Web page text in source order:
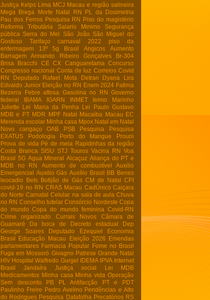
Justiça Kelps Lima MCJ Macau e região salineira
Mega Brega
Morte Natal RN
PL da Dosimetria
Pau dos Ferros Pesquisa RN Piso do magistério
Reforma Tributária
Salario Minimo
Segurança
pública
Serra do Mel São João
São Miguel do
Gostoso
Tarifaço carnaval 2022
piso da
enfermagem
13º 5g Brasil Angicos
Aumento
Barragem Armando Ribeiro Gonçalves
Br-304
Brisa Bracchi
CE CX Canguaretama
Concurso
Congresso nacional Conta de luz Correios Covid
RN
Deputado Rafael Mota Detran
Dyana Lira
Edvaldo Junior Eleição no RN Enem 2024 Fatima
Bezerra
Febre aftosa Gasolina no RN Governo
federal
IBAMA IGARN INMET
Ielmo Marinho
Juliette
Lei Maria da Penha
Lei Paulo Gustavo
MDB e PT MDR MPF Natal Macaiba
Macau EC
Merenda escolar Minha casa Mpox Natal em Natal
Novo cangaço
OAB PSB Pesquisa
Pesquisa
EXATUS
Podologia Porto do Mangue
Prouni
Prova de vida Pé de meia Rapidinhas da região
Costa Branca
SISU STJ Touros Vacina RN Voa
Brasil 5G Agua MIneral Alcaçuz Aliança do PT e
MDB no RN
Aumento de combustível
Auxilio
Emergencial Auxilio Gás Auxílio Brasil BB Benes
leocadio
Bets Botijão de Gás CM de Natal CPI
covid-19 no RN CRAS Macau CadÚnico Caiçara
do Norte Carnatal Celular na sala de aula Chuva
no RN Conselho tutelar Consórcio Nordeste Copa
do mundo Copa do mundo feminina
Covid-RN
Crime organizado
Currais Novos
Câmara de
Guamaré
Da boca de Decreto estadual
Dep
George Soares
Deputado Ezequiel
Economia
Brasil
Educação Macau Eleição 2026
Emendas
parlamentares Farmacia Popular Fome no Brasil
Fuga em Mossoró Givagno Patrese Grande Natal
HIV Hospital Walfredo Gurgel IDEMA IPVA Internet
Brasil
Jandaíra Justiça social Lei
MDB
Medicamentos Minha casa Minha vida Operação
Sem desconto
PB PL Antifacção
PT e PDT
Paulinho Freire Pedro Avelino Pendências e Alto
do Rodrigues Pesquisa Datafolha Precatórios RS